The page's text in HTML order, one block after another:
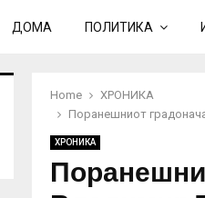
ДОМА ПОЛИТИКА
Home
ХРОНИКА
Поранешниот
ХРОНИКА